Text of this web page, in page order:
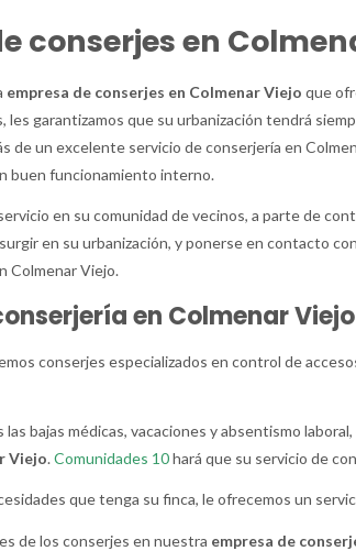
conserjes en
empresa de conserjes en Colmenar Viejo que
les garantizamos que su urbanización tendrá
de un excelente servicio de conserjería en
buen funcionamiento interno.
en su comunidad de vecinos, a parte de
en su urbanización, y ponerse en contacto
Colmenar Viejo.
en Colmenar Viejo
conserjes especializados en control de
las bajas médicas, vacaciones y absentismo
Viejo.Comunidades 10hará que su servicio de
que tenga su finca, le ofrecemos un
de los conserjes en nuestra empresa de